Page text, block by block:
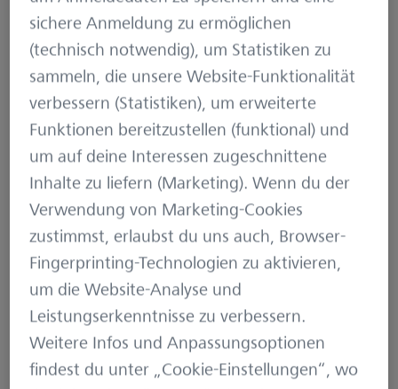
In diesem Beitrag geht es um das Thema
Dokumentation im Projektalltag.
Juli 27, 2022
Qualitätssicherung
Tester-Tea-Time (Teil 2): Rechtschreibung in
Anwendungen – mehr als nur Kleinlichkeit
Die „Tester-Tea-Time“ ist ein Beitragsformat auf
sichere Anmeldung zu ermöglichen
(technisch notwendig), um Statistiken zu
sammeln, die unsere Website-Funktionalität
verbessern (Statistiken), um erweiterte
Funktionen bereitzustellen (funktional) und
um auf deine Interessen zugeschnittene
Inhalte zu liefern (Marketing). Wenn du der
Verwendung von Marketing-Cookies
zustimmst, erlaubst du uns auch, Browser-
Fingerprinting-Technologien zu aktivieren,
um die Website-Analyse und
Leistungserkenntnisse zu verbessern.
Weitere Infos und Anpassungsoptionen
findest du unter „Cookie-Einstellungen“, wo